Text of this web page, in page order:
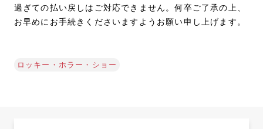
過ぎての払い戻しはご対応できません。何卒ご了承の上、
お早めにお手続きくださいますようお願い申し上げます。
ロッキー・ホラー・ショー